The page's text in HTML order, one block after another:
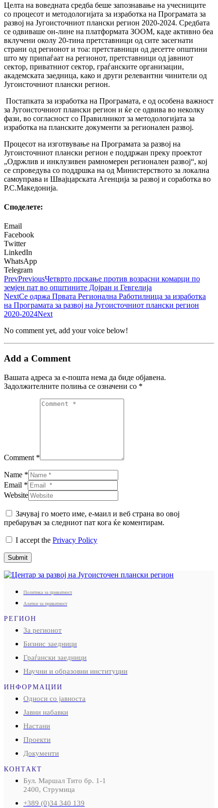
Целта на воведната средба беше запознавање на учесниците
со процесот и методологијата за изработка на Програмата за
развој на Југоисточниот плански регион 2020-2024. Средбата
се одвиваше он-лине на платформата ЗООМ, каде активно беа
вклучени околу 20-тина претставници од сите засегнати
страни од регионот и тоа: претставници од десетте општини
што му припаѓаат на регионот, претставници од јавниот
сектор, приватниот сектор, граѓанските организации,
академската заедница, како и други релевантни чинители од
Југоисточниот плански регион.
Постапката за изработка на Програмата, е од особена важност
за Југоисточниот плански регион и ќе се одвива во неколку
фази, во согласност со Правилникот за методологијата за
изработка на планските документи за регионален развој.
Процесот на изготвување на Програмата за развој на
Југоисточниот плански регион е поддржан преку проектот
„Одржлив и инклузивен рамномерен регионален развој“, кој
се спроведува со поддршка на од Министерството за локална
самоуправа и Швајцарската Агенција за развој и соработка во
Р.С.Македонија.
Споделeте:
Email
Facebook
Twitter
LinkedIn
WhatsApp
Telegram
PrevPreviousЧетврто прскање против возрасни комарци по
земјен пат во општините Дојран и Гевгелија
NextСе одржа Првата Регионална Работилница за изработка
на Програмата за развој на Југоисточниот плански регион
2020-2024Next
No comment yet, add your voice below!
Add a Comment
Вашата адреса за е-пошта нема да биде објавена.
Задолжителните полиња се означени со *
Comment *
Name *
Email *
Website
Зачувај го моето име, е-маил и веб страна во овој
пребарувач за следниот пат кога ќе коментирам.
I accept the Privacy Policy
Submit
Политика за приватност
Алатки за приватност
РЕГИОН
За регионот
Бизнис заедници
Граѓански заедници
Научни и образовни институции
ИНФОРМАЦИИ
Односи со јавноста
Јавни набавки
Настани
Проекти
Документи
КОНТАКТ
Бул. Маршал Тито бр. 1-1
2400, Струмица
+389 (0)34 340 139